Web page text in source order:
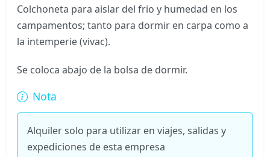
Colchoneta para aislar del frio y humedad en los
campamentos; tanto para dormir en carpa como a
la intemperie (vivac).
Se coloca abajo de la bolsa de dormir.
Nota
Alquiler solo para utilizar en viajes, salidas y
expediciones de esta empresa